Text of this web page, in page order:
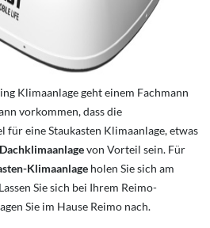
Klimaanlage geht einem Fachmann
vorkommen, dass die
für eine Staukasten Klimaanlage, etwas
Dachklimaanlagevon Vorteil sein. Für
Klimaanlage holen Sie sich am
Sie sich bei Ihrem Reimo-
Sie im Hause Reimo nach.